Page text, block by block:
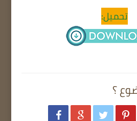
تحميل:
؟
   